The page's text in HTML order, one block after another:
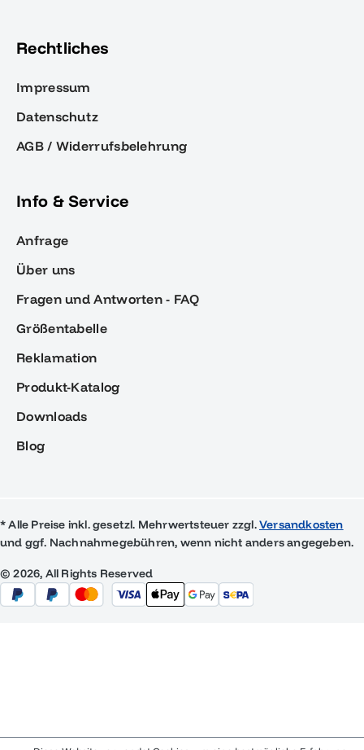
Rechtliches
Impressum
Datenschutz
AGB / Widerrufsbelehrung
Info & Service
Anfrage
Über uns
Fragen und Antworten - FAQ
Größentabelle
Reklamation
Produkt-Katalog
Downloads
Blog
* Alle Preise inkl. gesetzl. Mehrwertsteuer zzgl.Versandkosten
und ggf. Nachnahmegebühren, wenn nicht anders angegeben.
© 2026, All Rights Reserved